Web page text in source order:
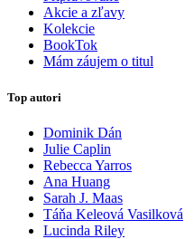
Akcie a zľavy
Kolekcie
BookTok
Mám záujem o titul
Top autori
Dominik Dán
Julie Caplin
Rebecca Yarros
Ana Huang
Sarah J. Maas
Táňa Keleová Vasilková
Lucinda Riley